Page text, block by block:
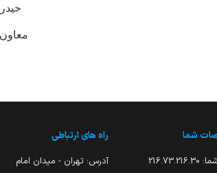
شما
216.73.216.30
راه های ارتباطی
آدرس: تهران - میدان امام